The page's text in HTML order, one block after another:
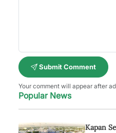
Submit Comment
Your comment will appear after
Popular News
Kapan